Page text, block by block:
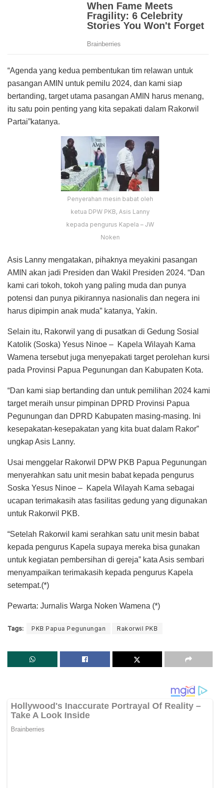
“Agenda yang kedua pembentukan tim relawan untuk
pasangan AMIN untuk pemilu 2024, dan kami siap
bertanding, target utama pasangan AMIN harus menang,
itu satu poin penting yang kita sepakati dalam Rakorwil
Partai”katanya.
Penyerahan mesin babat oleh
ketua DPW PKB, Asis Lanny
kepada pengurus Kapela – JW
Noken
Asis Lanny mengatakan, pihaknya meyakini pasangan
AMIN akan jadi Presiden dan Wakil Presiden 2024. “Dan
kami cari tokoh, tokoh yang paling muda dan punya
potensi dan punya pikirannya nasionalis dan negera ini
harus dipimpin anak muda” katanya, Yakin.
Selain itu, Rakorwil yang di pusatkan di Gedung Sosial
Katolik (Soska) Yesus Ninoe – Kapela Wilayah Kama
Wamena tersebut juga menyepakati target perolehan kursi
pada Provinsi Papua Pegunungan dan Kabupaten Kota.
“Dan kami siap bertanding dan untuk pemilihan 2024 kami
target meraih unsur pimpinan DPRD Provinsi Papua
Pegunungan dan DPRD Kabupaten masing-masing. Ini
kesepakatan-kesepakatan yang kita buat dalam Rakor”
ungkap Asis Lanny.
Usai menggelar Rakorwil DPW PKB Papua Pegunungan
menyerahkan satu unit mesin babat kepada pengurus
Soska Yesus Ninoe – Kapela Wilayah Kama sebagai
ucapan terimakasih atas fasilitas gedung yang digunakan
untuk Rakorwil PKB.
“Setelah Rakorwil kami serahkan satu unit mesin babat
kepada pengurus Kapela supaya mereka bisa gunakan
untuk kegiatan pembersihan di gereja” kata Asis sembari
menyampaikan terimakasih kepada pengurus Kapela
setempat.(*)
Pewarta: Jurnalis Warga Noken Wamena (*)
Tags: PKB Papua Pegunungan Rakorwil PKB